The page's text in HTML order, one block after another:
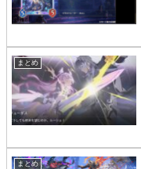
まとめ
まとめ